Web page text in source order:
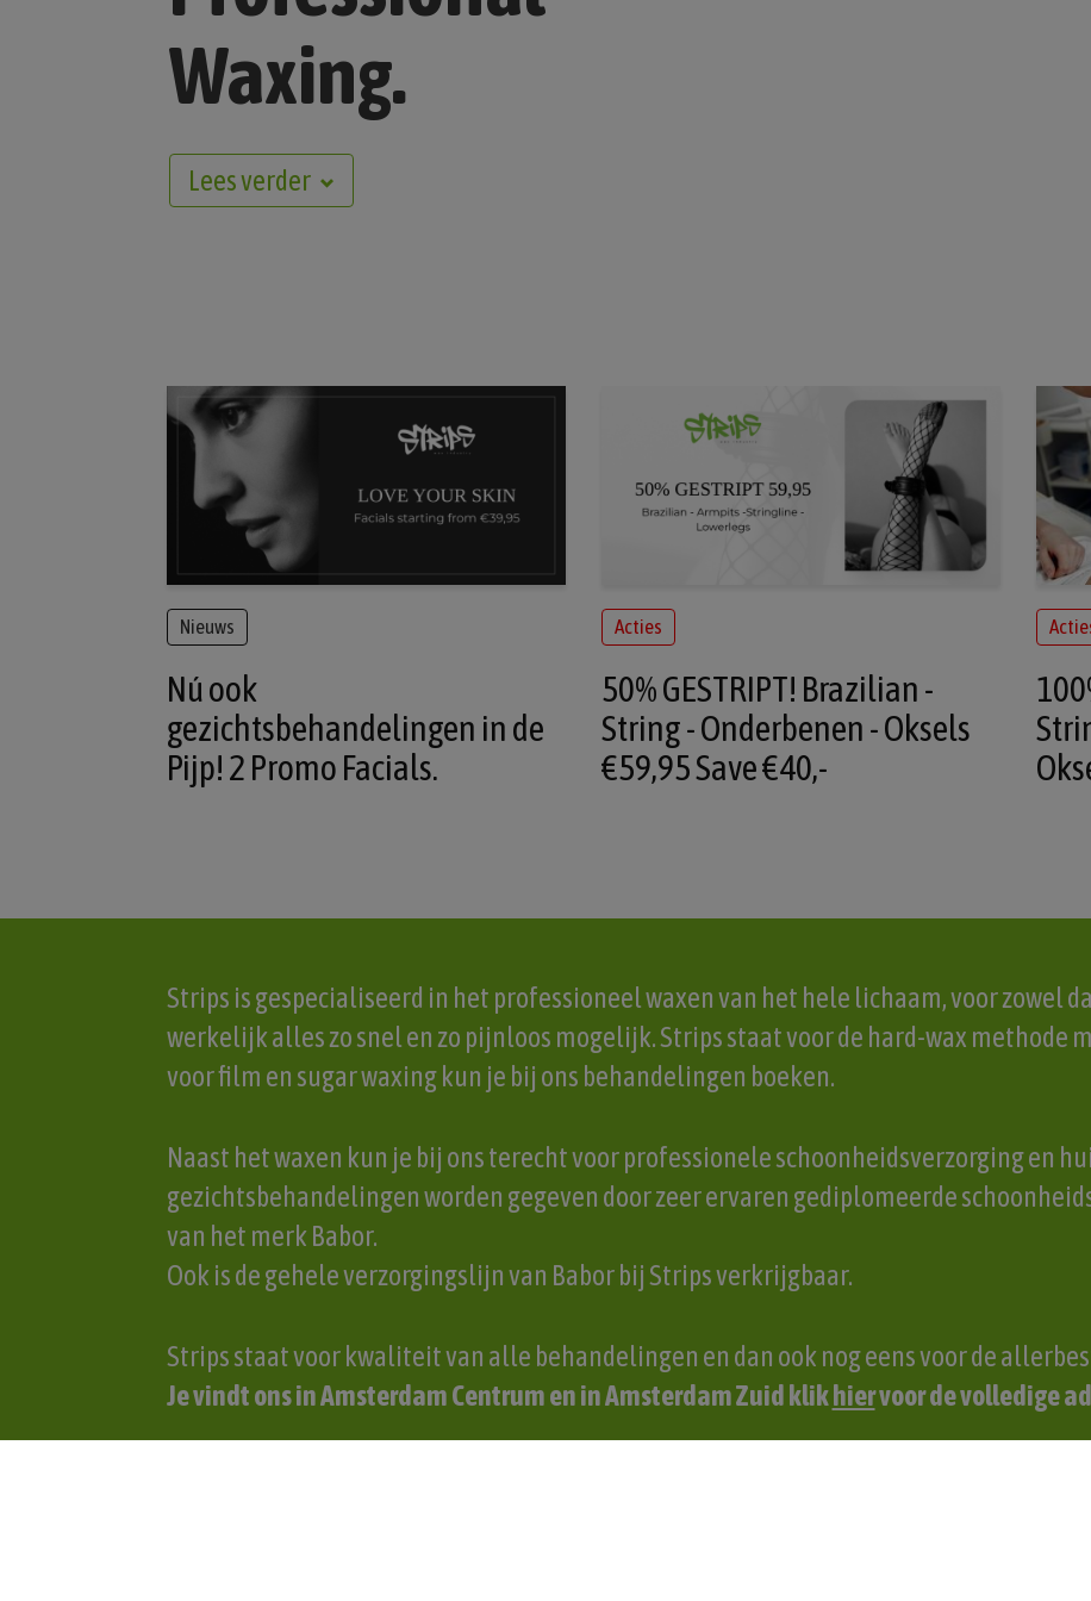
Waxing.
Lees verder
Nieuws
Nú ook
gezichtsbehandelingen in de
Pijp! 2 Promo Facials.
Acties
50% GESTRIPT! Brazilian -
String - Onderbenen - Oksels
€59,95 Save €40,-
Strips is gespecialiseerd in het professioneel waxen van het hele lichaam, voor zowel
werkelijk alles zo snel en zo pijnloos mogelijk. Strips staat voor de hard-wax methode
voor film en sugar waxing kun je bij ons behandelingen boeken.
Naast het waxen kun je bij ons terecht voor professionele schoonheidsverzorging en
gezichtsbehandelingen worden gegeven door zeer ervaren gediplomeerde
van het merk Babor.
Ook is de gehele verzorgingslijn van Babor bij Strips verkrijgbaar.
Strips staat voor kwaliteit van alle behandelingen en dan ook nog eens voor de
Jevindt ons in Amsterdam Centrum en in Amsterdam Zuid klik hiervoor de volledige